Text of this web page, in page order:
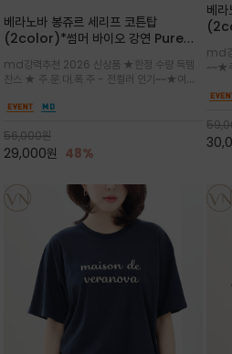
베라노바 봉쥬르 세리프 코튼탑
(2color)*썸머 바이오 강연 Pure
성적인 프랑스어 수식어를 조합
md강력추천 2026 신상품 ★한정 수량 득템
찬스 ★ 주.문.대.폭.주 - 전컬러 인기~~★여름
여유로운 감성/피부에 닿는 순간 기분 좋은 청량
56,000원
29,000원 48%
베
하
md
~~★
드롭
다.